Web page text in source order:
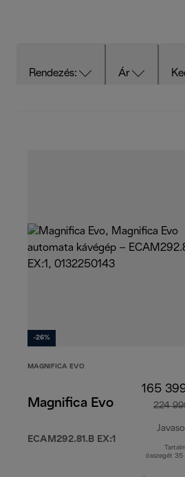
Rendezés: Ár
-26%
MAGNIFICA EVO
Magnifica Evo
ECAM292.81.B EX:1
165
224
összegét 35